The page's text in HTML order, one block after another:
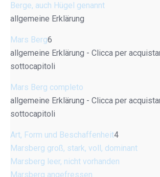
Berge, auch Hügel genannt
allgemeine Erklärung
Mars Berg6
allgemeine Erklärung - Clicca per
sottocapitoli
Mars Berg completo
allgemeine Erklärung - Clicca per
sottocapitoli
Art, Form und Beschaffenheit4
Marsberg groß, stark, voll, dominant
Marsberg leer, nicht vorhanden
Marsberg angefressen